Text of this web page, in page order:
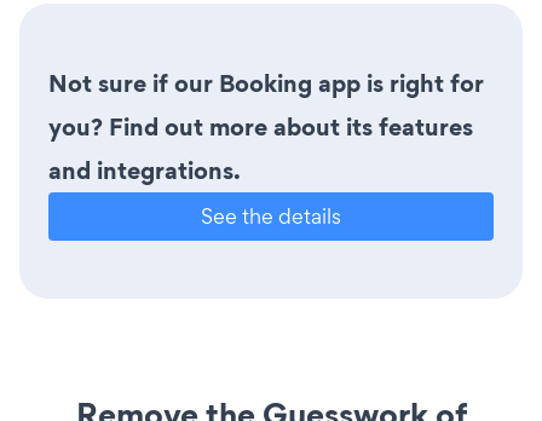
Not sure if our Booking app is right for
you? Find out more about its features
and integrations.
See the details